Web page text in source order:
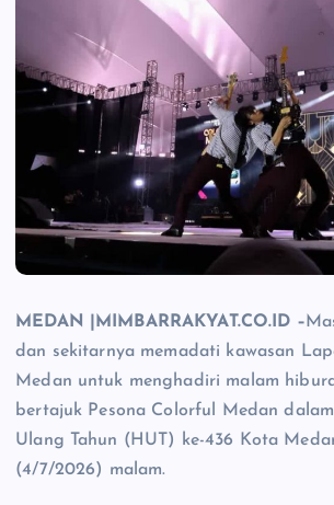
MEDAN |MIMBARRAKYAT.CO.ID –
dan sekitarnya memadati kawasan
Medan untuk menghadiri malam
bertajuk Pesona Colorful Medan
Ulang Tahun (HUT) ke-436 Kota
(4/7/2026) malam.